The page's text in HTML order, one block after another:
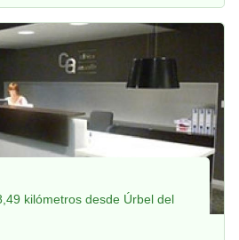
kilómetros desde Úrbel del